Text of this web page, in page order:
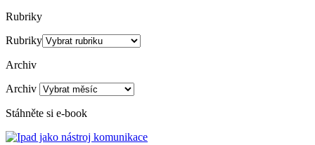
Rubriky
Rubriky
Archiv
Archiv
Stáhněte si e-book